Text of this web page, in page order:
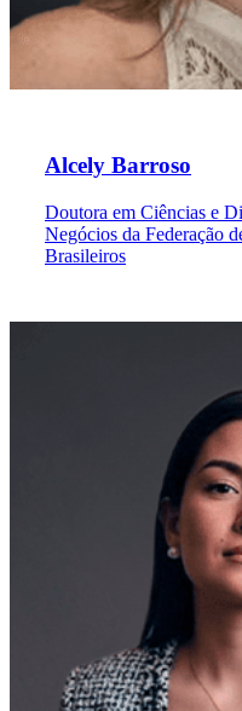
Alcely Barroso
Doutora em Ciências e
Negócios da Federação
Brasileiros